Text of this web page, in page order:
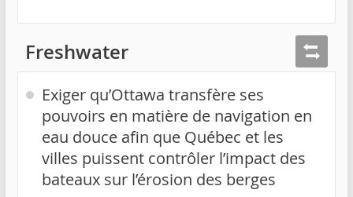
Freshwater
Exiger qu’Ottawa transfère ses
pouvoirs en matière de navigation en
eau douce afin que Québec et les
villes puissent contrôler l’impact des
bateaux sur l’érosion des berges